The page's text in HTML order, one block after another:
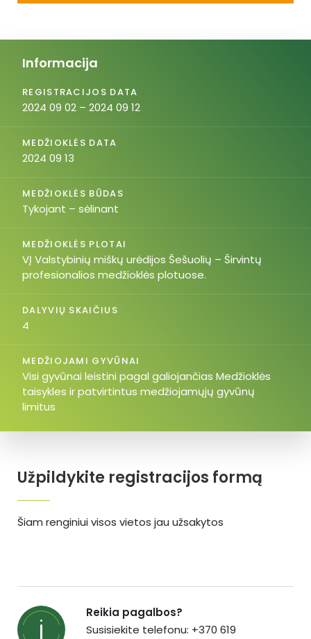
Užpildykite registracijos formą
Šiam renginiui visos vietos jau užsakytos
Informacija
REGISTRACIJOS DATA
2024 09 02 – 2024 09 12
MEDŽIOKLĖS DATA
2024 09 13
MEDŽIOKLĖS BŪDAS
Tykojant – sėlinant
MEDŽIOKLĖS PLOTAI
VĮ Valstybinių miškų urėdijos Šešuolių – Širvintų
profesionalios medžioklės plotuose.
DALYVIŲ SKAIČIUS
4
MEDŽIOJAMI GYVŪNAI
Visi gyvūnai leistini pagal galiojančias Medžioklės
taisykles ir patvirtintus medžiojamųjų gyvūnų
limitus
Reikia pagalbos?
Susisiekite telefonu: +370 619